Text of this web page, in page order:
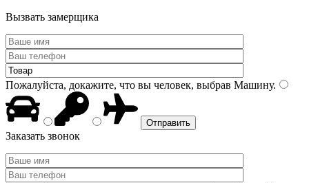
Вызвать замерщика
Пожалуйста, докажите, что вы человек, выбрав Машину.
Заказать звонок